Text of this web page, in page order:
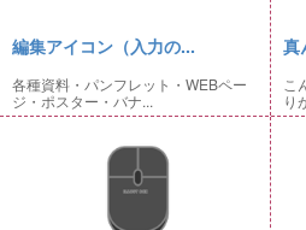
編集アイコン（入力の...
各種資料・パンフレット・WEBペー
ジ・ポスター・バナ...
真
こ
り